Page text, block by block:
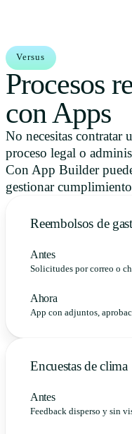
Versus
Procesos
con Apps
No necesitas contratar
proceso legal o
Con App Builder
gestionar
Reembolsos de
Antes
Solicitudes por correo o
Ahora
App con adjuntos,
Encuestas de clima
Antes
Feedback disperso y sin